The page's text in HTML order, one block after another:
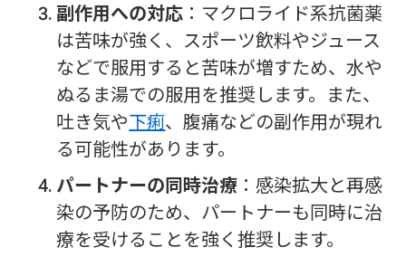
副作用への対応 ：マクロライド系抗菌薬
は苦味が強く、スポーツ飲料やジュース
などで服用すると苦味が増すため、水や
ぬるま湯での服用を推奨します。また、
吐き気や下痢、腹痛などの副作用が現れ
る可能性があります。
パートナーの同時治療 ：感染拡大と再感
染の予防のため、パートナーも同時に治
療を受けることを強く推奨します。